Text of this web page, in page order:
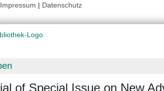
Impressum | Datenschutz
of Special Issue on New